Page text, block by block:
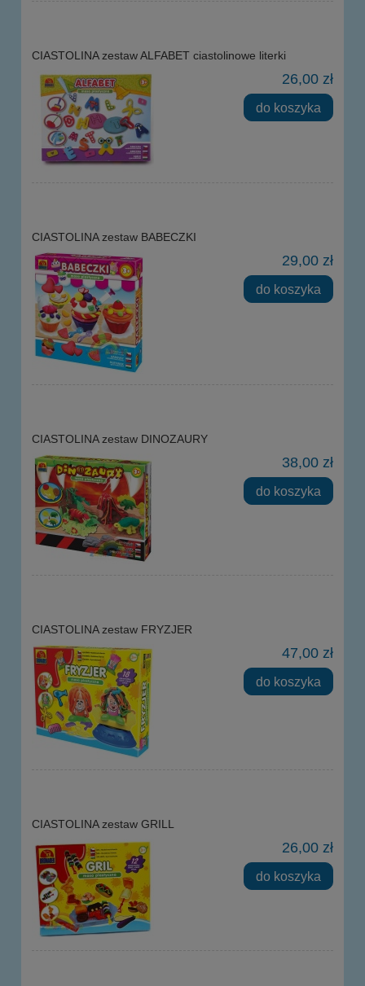
CIASTOLINA zestaw ALFABET ciastolinowe literki
26,00 zł
do koszyka
CIASTOLINA zestaw BABECZKI
29,00 zł
do koszyka
CIASTOLINA zestaw DINOZAURY
38,00 zł
do koszyka
CIASTOLINA zestaw FRYZJER
47,00 zł
do koszyka
CIASTOLINA zestaw GRILL
26,00 zł
do koszyka